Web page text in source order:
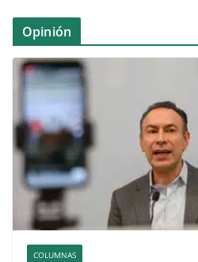
Opinión
COLUMNAS